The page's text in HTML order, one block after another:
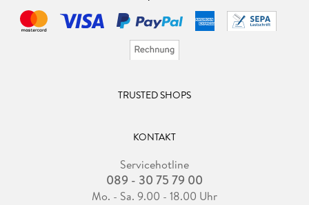
weitere Informationen zum Beispiel zu einer Zutat. Durch
Symbole wird kenntlich gemacht, ob das jeweilige Gericht
vegan, vegetarisch, reich an Pflanzeneiweiß und/oder low
carb ist und/oder gesunde Fette enthält. Hilfreich ist, dass
hält sich ebenfalls in Grenzen.
abwechslungsreichen Rezepten viele hilfreiche Informationen
und Tipps vermittelt, die gut umsetzbar sind. Ich nutze es
daher sehr gerne und empfehle es auch gerne weiter.
TRUSTED SHOPS
KONTAKT
Servicehotline
089 - 30 75 79 00
Mo. - Sa. 9.00 - 18.00 Uhr